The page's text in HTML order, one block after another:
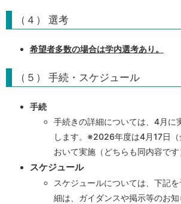
（４） 選考
希望者多数の場合は学内選考あり。
（５） 手続・スケジュール
手続
手続きの詳細については、4月に
します。※2026年度は4月17日
おいて実施（どちらも同内容です
スケジュール
スケジュールについては、下記
細は、ガイダンスや掲示等のお知